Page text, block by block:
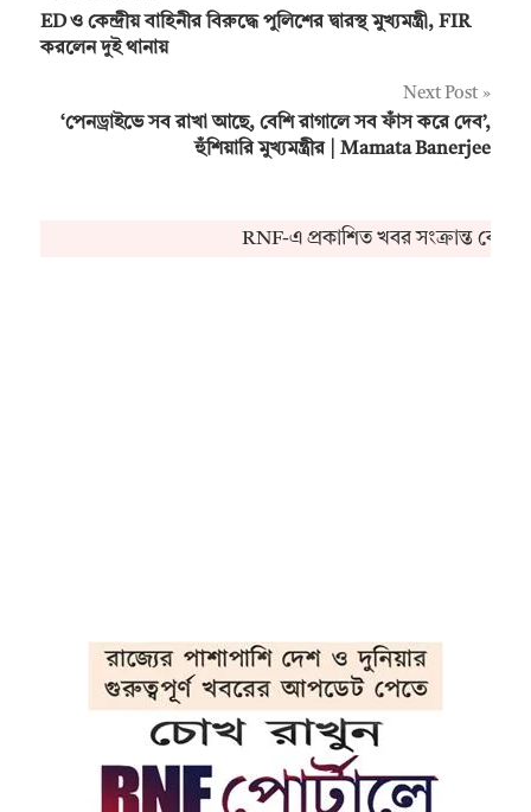
navigation
ED ও কেন্দ্রীয় বাহিনীর বিরুদ্ধে পুলিশের দ্বারস্থ মুখ্যমন্ত্রী, FIR
করলেন দুই থানায়
Next Post
‘পেনড্রাইভে সব রাখা আছে, বেশি রাগালে সব ফাঁস করে দেব’,
হুঁশিয়ারি মুখ্যমন্ত্রীর | Mamata Banerjee
RNF-এ প্রকাশিত খবর সংক্রান্ত